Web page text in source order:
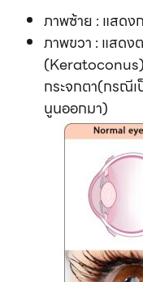
ภาพซ้าย : แสดง
ภาพขวา : แสดง
กระจกตา(กรณีเ
นูนออกมา)